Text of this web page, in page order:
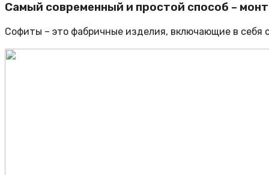
Самый современный и простой способ –
Софиты – это фабричные изделия, включающие в себя